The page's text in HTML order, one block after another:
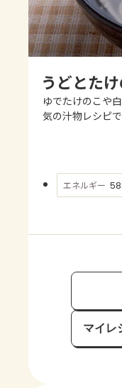
レシピ
よくある
AJINOMOTO
うどとた
ゆでたけのこや
気の汁物レシピで
エネルギー 58
マイレ
保存済